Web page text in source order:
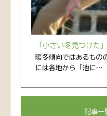
「小さい冬見つけた」
暖冬傾向ではあるもの
には各地から「池に…
記事一